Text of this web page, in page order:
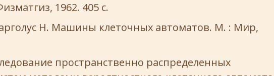
1962. 405 с.
Н. Машины клеточных автоматов. М. : Мир,
пространственно распределенных